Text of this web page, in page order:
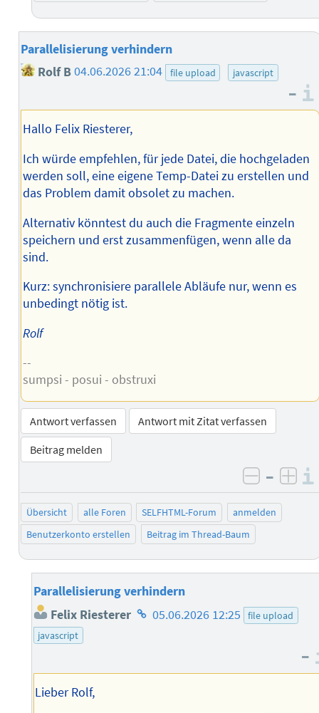
Parallelisierung verhindern
Rolf B04.06.2026 21:04 file upload javascript
–
Hallo Felix Riesterer,
Ich würde empfehlen, für jede Datei, die hochgeladen
werden soll, eine eigene Temp-Datei zu erstellen und
das Problem damit obsolet zu machen.
Alternativ könntest du auch die Fragmente einzeln
speichern und erst zusammenfügen, wenn alle da
sind.
Kurz: synchronisiere parallele Abläufe nur, wenn es
unbedingt nötig ist.
Rolf
--
sumpsi - posui - obstruxi
Antwort verfassen
Antwort mit Zitat verfassen
Beitrag melden
negativ
–
Übersicht alle Foren SELFHTML-Forum
anmelden
Benutzerkonto erstellen
Beitrag im Thread-Baum
Parallelisierung verhindern
Felix Riesterer Homepage
05.06.2026 12:25
file upload
javascript
–
Lieber Rolf,